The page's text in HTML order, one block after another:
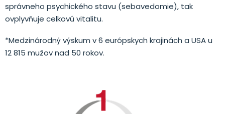
správneho psychického stavu (sebavedomie), tak
ovplyvňuje celkovú vitalitu.
*Medzinárodný výskum v 6 európskych krajinách a USA u
12 815 mužov nad 50 rokov.